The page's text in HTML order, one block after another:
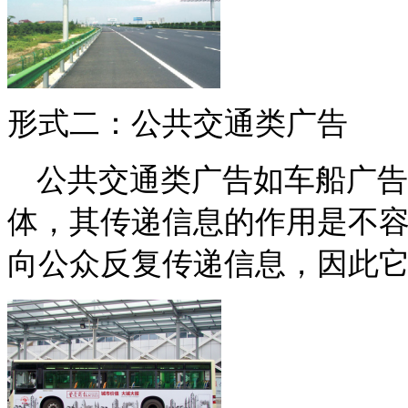
形式二：公共交通类广告
公共交通类广告如车船广
体，其传递信息的作用是不
向公众反复传递信息，因此